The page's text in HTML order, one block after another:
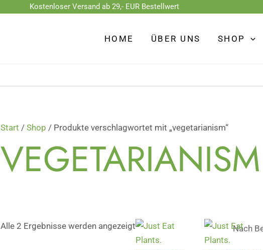
Kostenloser Versand ab 29,- EUR Bestellwert
HOME ÜBER UNS SHOP
Start /Shop / Produkte verschlagwortet mit „vegetarianism“
VEGETARIANISM
Alle 2 Ergebnisse werden angezeigt
Beliebtheit